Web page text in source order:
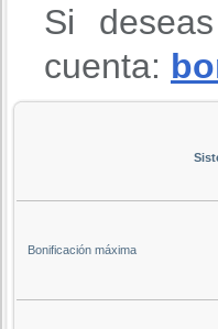
Si
cuenta:
Bonificación máxima